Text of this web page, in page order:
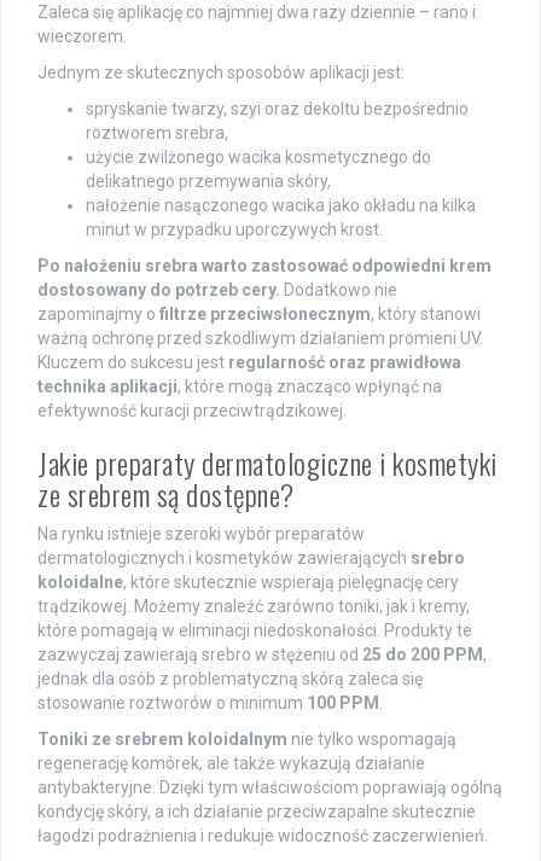
Zaleca się aplikację co najmniej dwa razy dziennie – rano i
wieczorem.
Jednym ze skutecznych sposobów aplikacji jest:
spryskanie twarzy, szyi oraz dekoltu bezpośrednio
roztworem srebra,
użycie zwilżonego wacika kosmetycznego do
delikatnego przemywania skóry,
nałożenie nasączonego wacika jako okładu na kilka
minut w przypadku uporczywych krost.
Po nałożeniu srebra warto zastosować odpowiedni krem
dostosowany do potrzeb cery. Dodatkowo nie
zapominajmy o filtrze przeciwsłonecznym, który stanowi
ważną ochronę przed szkodliwym działaniem promieni UV.
Kluczem do sukcesu jest regularność oraz prawidłowa
technika aplikacji, które mogą znacząco wpłynąć na
efektywność kuracji przeciwtrądzikowej.
Jakie preparaty dermatologiczne i kosmetyki
ze srebrem są dostępne?
Na rynku istnieje szeroki wybór preparatów
dermatologicznych i kosmetyków zawierających srebro
koloidalne, które skutecznie wspierają pielęgnację cery
trądzikowej. Możemy znaleźć zarówno toniki, jak i kremy,
które pomagają w eliminacji niedoskonałości. Produkty te
zazwyczaj zawierają srebro w stężeniu od 25 do 200 PPM ,
jednak dla osób z problematyczną skórą zaleca się
stosowanie roztworów o minimum 100 PPM
Toniki ze srebrem koloidalnym nie tylko wspomagają
regenerację komórek, ale także wykazują działanie
antybakteryjne. Dzięki tym właściwościom poprawiają ogólną
kondycję skóry, a ich działanie przeciwzapalne skutecznie
łagodzi podrażnienia i redukuje widoczność zaczerwienień.